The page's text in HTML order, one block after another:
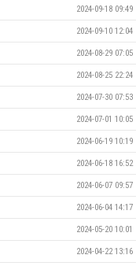
2024-09-18 09:49
2024-09-10 12:04
2024-08-29 07:05
2024-08-25 22:24
2024-07-30 07:53
2024-07-01 10:05
2024-06-19 10:19
2024-06-18 16:52
2024-06-07 09:57
2024-06-04 14:17
2024-05-20 10:01
2024-04-22 13:16